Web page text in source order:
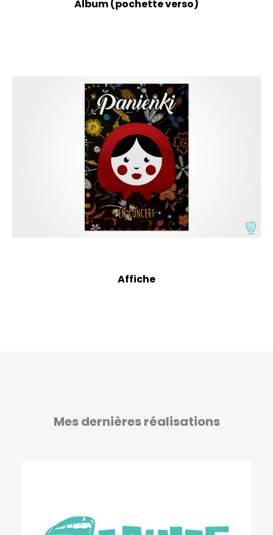
Album (pochette verso)
Affiche
Mes dernières réalisations